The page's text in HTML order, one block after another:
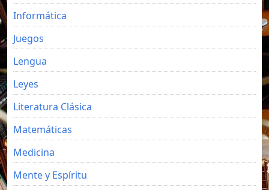
Informática
Juegos
Lengua
Leyes
Literatura Clásica
Matemáticas
Medicina
Mente y Espíritu